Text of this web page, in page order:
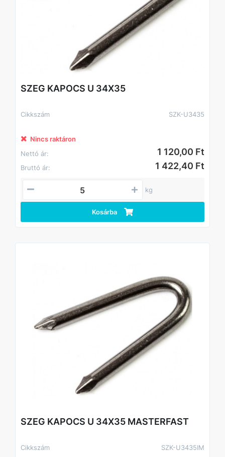
SZEG KAPOCS U 34X35
Cikkszám SZK-U3435
Nincs raktáron
Nettó ár:
1 120,00 Ft
Bruttó ár: 1 422,40 Ft
kg
Kosárba
SZEG KAPOCS U 34X35 MASTERFAST
Cikkszám SZK-U3435IM